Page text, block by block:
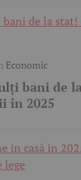
Economic
bani de
în 2025